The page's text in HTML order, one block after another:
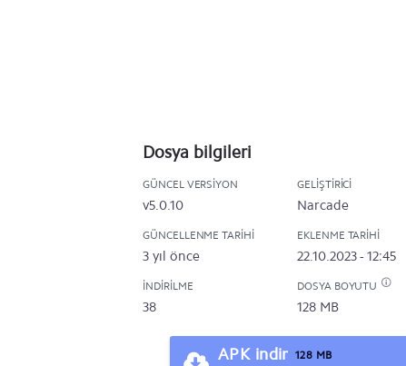
Dosya bilgileri
GÜNCEL VERSIYON
v5.0.10
GELIŞTIRICI
Narcade
GÜNCELLENME TARIHI
3 yıl önce
EKLENME TARIHI
22.10.2023 - 12:45
İNDIRILME
38
DOSYA BOYUTU
128 MB
APK indir 128 MB